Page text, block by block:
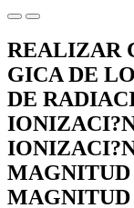
REALIZAR
GICA DE
DE
MAGNITUD